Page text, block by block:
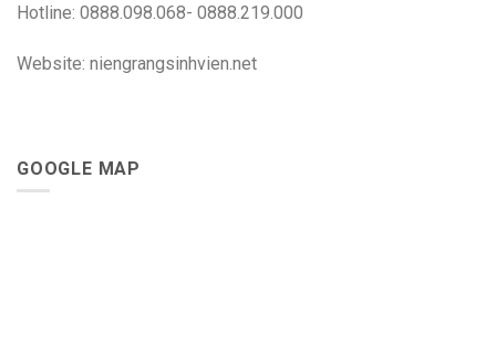
Hotline: 0888.098.068- 0888.219.000
Website: niengrangsinhvien.net
GOOGLE MAP